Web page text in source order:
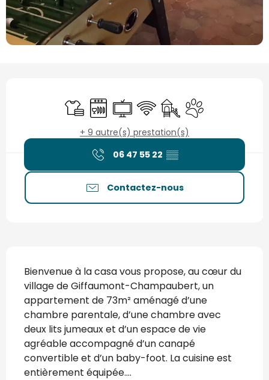
Draps et linge
Lave vaisselle
Télévision
WiFi Jeux pour enfants /
Animaux
+ 9 autre(s) prestation(s)
06 47 55 22 ▒▒
Contactez-nous
Bienvenue à la casa vous propose, au cœur du
village de Giffaumont-Champaubert, un
appartement de 73m² aménagé d’une
chambre parentale, d’une chambre avec
deux lits jumeaux et d’un espace de vie
agréable accompagné d’un canapé
convertible et d’un baby-foot. La cuisine est
entièrement équipée....